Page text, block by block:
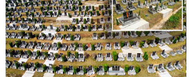
墓
缅怀
联系